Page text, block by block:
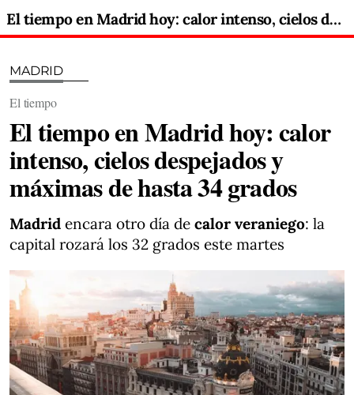
El tiempo en Madrid hoy: calor intenso, cielos despejados y máximas de hasta 34 grados
MADRID
El tiempo
El tiempo en Madrid hoy: calor
intenso, cielos despejados y
máximas de hasta 34 grados
Madrid encara otro día de calor veraniego: la
capital rozará los 32 grados este martes